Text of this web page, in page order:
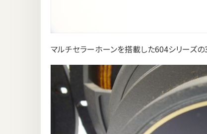
マルチセラーホーンを搭載した604シリーズ